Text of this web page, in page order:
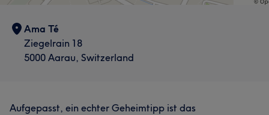
Ama Té
Ziegelrain 18
5000 Aarau, Switzerland
Aufgepasst, ein echter Geheimtipp ist das